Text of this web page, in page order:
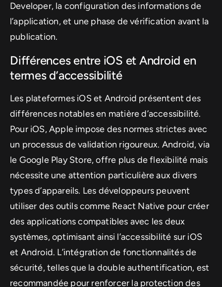
Developer, la configuration des informations de
l’application, et une phase de vérification avant la
publication.
Différences entre iOS et Android en
termes d’accessibilité
Les plateformes iOS et Android présentent des
différences notables en matière d’accessibilité.
Pour iOS, Apple impose des normes strictes avec
un processus de validation rigoureux. Android, via
le Google Play Store, offre plus de flexibilité mais
nécessite une attention particulière aux divers
types d’appareils. Les développeurs peuvent
utiliser des outils comme React Native pour créer
des applications compatibles avec les deux
systèmes, optimisant ainsi l’accessibilité sur iOS
et Android. L’intégration de fonctionnalités de
sécurité, telles que la double authentification, est
recommandée pour renforcer la protection des